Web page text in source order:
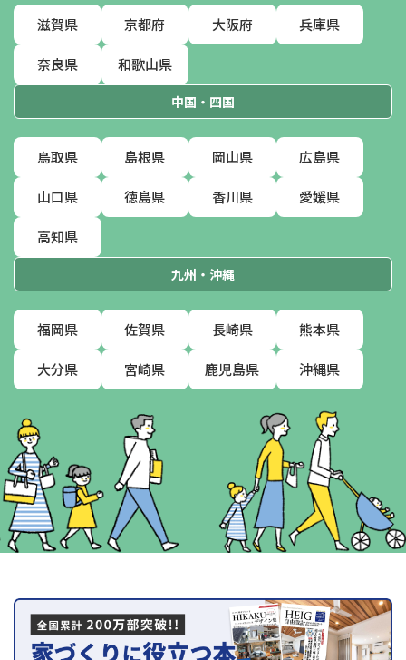
滋賀県 京都府 大阪府 兵庫県
奈良県 和歌山県
中国・四国
鳥取県 島根県 岡山県 広島県
山口県 徳島県 香川県 愛媛県
高知県
九州・沖縄
福岡県 佐賀県 長崎県 熊本県
大分県 宮崎県 鹿児島県 沖縄県